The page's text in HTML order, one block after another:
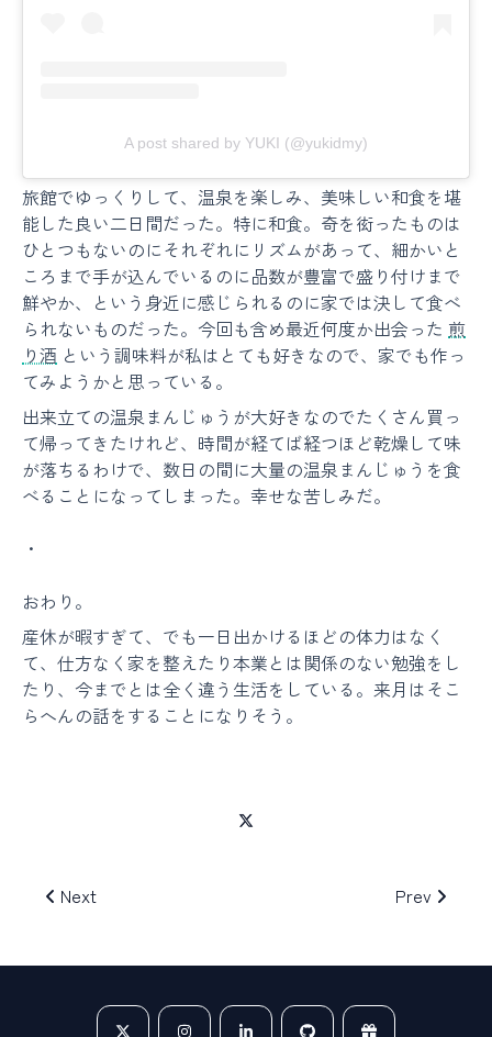
A post shared by YUKI (@yukidmy)
旅館でゆっくりして、温泉を楽しみ、美味しい和食を堪
能した良い二日間だった。特に和食。奇を衒ったものは
ひとつもないのにそれぞれにリズムがあって、細かいと
ころまで手が込んでいるのに品数が豊富で盛り付けまで
鮮やか、という身近に感じられるのに家では決して食べ
られないものだった。今回も含め最近何度か出会った 煎
り酒 という調味料が私はとても好きなので、家でも作っ
てみようかと思っている。
出来立ての温泉まんじゅうが大好きなのでたくさん買っ
て帰ってきたけれど、時間が経てば経つほど乾燥して味
が落ちるわけで、数日の間に大量の温泉まんじゅうを食
べることになってしまった。幸せな苦しみだ。
・
おわり。
産休が暇すぎて、でも一日出かけるほどの体力はなく
て、仕方なく家を整えたり本業とは関係のない勉強をし
たり、今までとは全く違う生活をしている。来月はそこ
らへんの話をすることになりそう。
Next Prev